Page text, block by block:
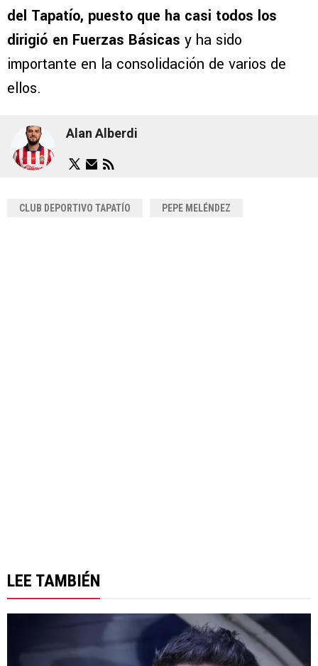
del Tapatío, puesto que ha casi todos los
dirigió en Fuerzas Básicas y ha sido
importante en la consolidación de varios de
ellos.
Alan Alberdi
CLUB DEPORTIVO TAPATÍO PEPE MELÉNDEZ
LEE TAMBIÉN